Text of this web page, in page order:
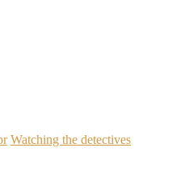
Watching the detectives